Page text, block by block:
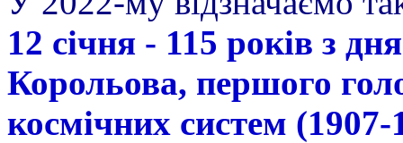
12 січня - 115 років з
Корольова, першого
космічних систем (1907-